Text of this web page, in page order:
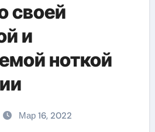
своей
и
ноткой
Мар 16, 2022